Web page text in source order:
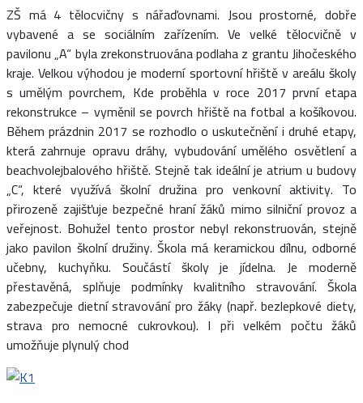
ZŠ má 4 tělocvičny s nářaďovnami. Jsou prostorné, dobře
vybavené a se sociálním zařízením. Ve velké tělocvičně v
pavilonu „A“ byla zrekonstruována podlaha z grantu Jihočeského
kraje. Velkou výhodou je moderní sportovní hřiště v areálu školy
s umělým povrchem, Kde proběhla v roce 2017 první etapa
rekonstrukce – vyměnil se povrch hřiště na fotbal a košíkovou.
Během prázdnin 2017 se rozhodlo o uskutečnění i druhé etapy,
která zahrnuje opravu dráhy, vybudování umělého osvětlení a
beachvolejbalového hřiště. Stejně tak ideální je atrium u budovy
„C“, které využívá školní družina pro venkovní aktivity. To
přirozeně zajišťuje bezpečné hraní žáků mimo silniční provoz a
veřejnost. Bohužel tento prostor nebyl rekonstruován, stejně
jako pavilon školní družiny. Škola má keramickou dílnu, odborné
učebny, kuchyňku. Součástí školy je jídelna. Je moderně
přestavěná, splňuje podmínky kvalitního stravování. Škola
zabezpečuje dietní stravování pro žáky (např. bezlepkové diety,
strava pro nemocné cukrovkou). I při velkém počtu žáků
umožňuje plynulý chod